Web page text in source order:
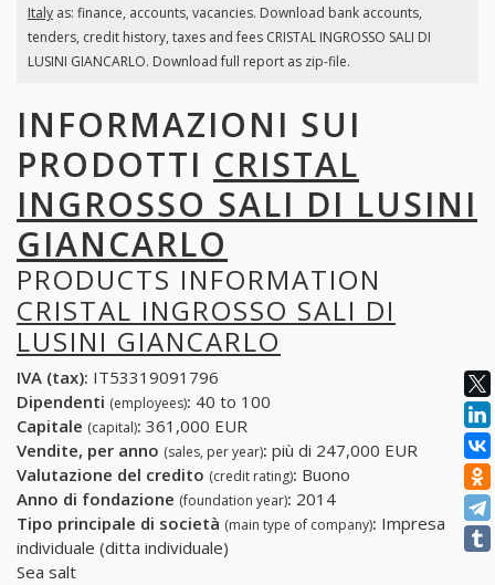
Italyas: finance, accounts, vacancies. Download bank accounts,
tenders, credit history, taxes and fees CRISTAL INGROSSO SALI DI
LUSINI GIANCARLO. Download full report as zip-file.
INFORMAZIONI SUI
PRODOTTI CRISTAL
INGROSSO SALI DI LUSINI
GIANCARLO
PRODUCTS INFORMATION
CRISTAL INGROSSO SALI DI
LUSINI GIANCARLO
IVA (tax): IT53319091796
Dipendenti (employees): 40 to 100
Capitale (capital): 361,000 EUR
Vendite, per anno (sales, per year): più di 247,000 EUR
Valutazione del credito (credit rating): Buono
Anno di fondazione (foundation year): 2014
Tipo principale di società (main type of company): Impresa
individuale (ditta individuale)
Sea salt